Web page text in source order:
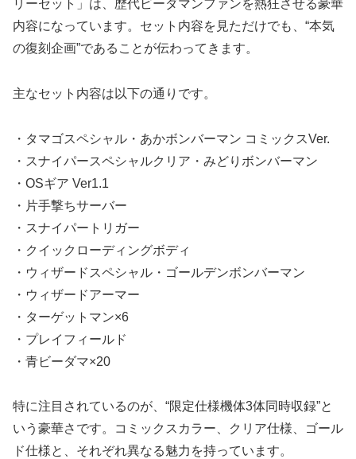
リーセット」は、歴代ビーダマンファンを熱狂させる豪華
内容になっています。セット内容を見ただけでも、“本気
の復刻企画”であることが伝わってきます。
主なセット内容は以下の通りです。
・タマゴスペシャル・あかボンバーマン コミックスVer.
・スナイパースペシャルクリア・みどりボンバーマン
・OSギア Ver1.1
・片手撃ちサーバー
・スナイパートリガー
・クイックローディングボディ
・ウィザードスペシャル・ゴールデンボンバーマン
・ウィザードアーマー
・ターゲットマン×6
・プレイフィールド
・青ビーダマ×20
特に注目されているのが、“限定仕様機体3体同時収録”と
いう豪華さです。コミックスカラー、クリア仕様、ゴール
ド仕様と、それぞれ異なる魅力を持っています。